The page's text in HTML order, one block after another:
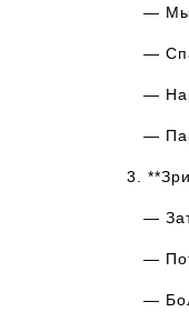
—
—
—
—
3.
—
—
—